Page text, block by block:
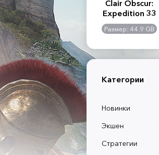
2:
-
GB
Assassin's Creed
Shadows
Размер: 117 GB
Clair Obscur:
Expedition 33
Размер: 44.9 GB
Категории
Новинки
Экшен
Стратегии